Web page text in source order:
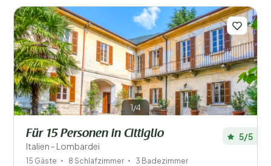
1/4
Für 15 Personen in Cittiglio
Italien - Lombardei
5/5
15 Gäste 8 Schlafzimmer 3 Badezimmer